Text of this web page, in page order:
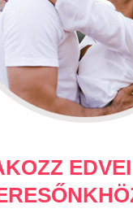
EDVEI